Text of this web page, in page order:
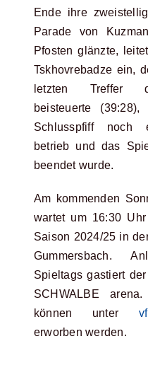
Ende ihre
Parade von
Pfosten glänzte,
Tskhovrebadze ein,
letzten Treffer
beisteuerte
Schlusspfiff noch
betrieb und das
beendet wurde.
Am kommenden
wartet um 16:30
Saison 2024/25 in
Gummersbach.
Spieltags gastiert
SCHWALBE
können unter
erworben werden.